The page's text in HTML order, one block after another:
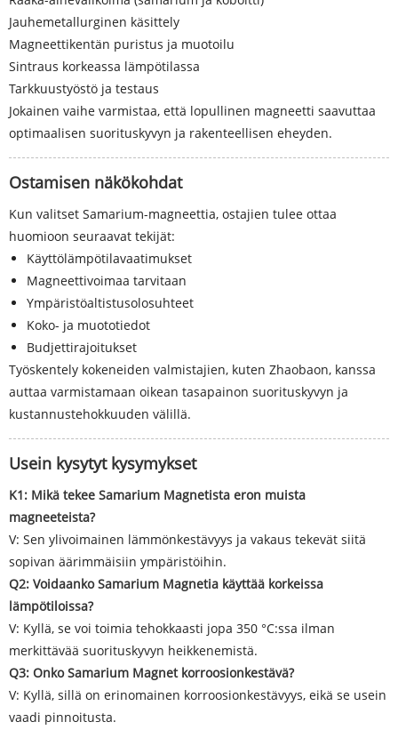
Jauhemetallurginen käsittely
Magneettikentän puristus ja muotoilu
Sintraus korkeassa lämpötilassa
Tarkkuustyöstö ja testaus
Jokainen vaihe varmistaa, että lopullinen magneetti saavuttaa
optimaalisen suorituskyvyn ja rakenteellisen eheyden.
Ostamisen näkökohdat
Kun valitset Samarium-magneettia, ostajien tulee ottaa
huomioon seuraavat tekijät:
Käyttölämpötilavaatimukset
Magneettivoimaa tarvitaan
Ympäristöaltistusolosuhteet
Koko- ja muototiedot
Budjettirajoitukset
Työskentely kokeneiden valmistajien, kuten Zhaobaon, kanssa
auttaa varmistamaan oikean tasapainon suorituskyvyn ja
kustannustehokkuuden välillä.
Usein kysytyt kysymykset
K1: Mikä tekee Samarium Magnetista eron muista
magneeteista?
V: Sen ylivoimainen lämmönkestävyys ja vakaus tekevät siitä
sopivan äärimmäisiin ympäristöihin.
Q2: Voidaanko Samarium Magnetia käyttää korkeissa
lämpötiloissa?
V: Kyllä, se voi toimia tehokkaasti jopa 350 °C:ssa ilman
merkittävää suorituskyvyn heikkenemistä.
Q3: Onko Samarium Magnet korroosionkestävä?
V: Kyllä, sillä on erinomainen korroosionkestävyys, eikä se usein
vaadi pinnoitusta.